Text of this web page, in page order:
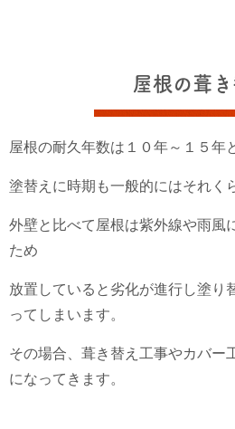
屋根の葺き
屋根の耐久年数は１０年～１５年
塗替えに時期も一般的にはそれく
外壁と比べて屋根は紫外線や雨風
ため
放置していると劣化が進行し塗り
ってしまいます。
その場合、葺き替え工事やカバー
になってきます。